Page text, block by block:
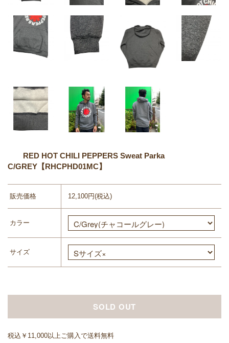
RED HOT CHILI PEPPERS Sweat Parka
C/GREY【RHCPHD01MC】
販売価格 12,100円(税込)
カラー
サイズ
SOLD OUT
税込￥11,000以上ご購入で送料無料